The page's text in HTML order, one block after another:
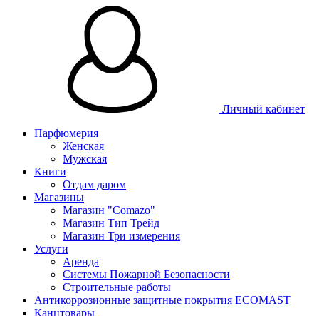
Личный кабинет
Парфюмерия
Женская
Мужская
Книги
Отдам даром
Магазины
Магазин "Comazo"
Магазин Тип Трейд
Магазин Три измерения
Услуги
Аренда
Системы Пожарной Безопасности
Строительные работы
Антикоррозионные защитные покрытия ECOMAST
Канцтовары